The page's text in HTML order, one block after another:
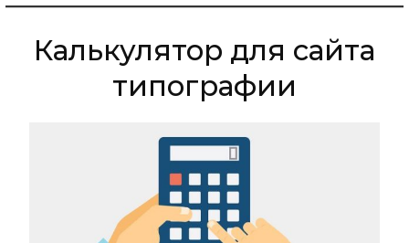
Калькулятор для сайта
типографии